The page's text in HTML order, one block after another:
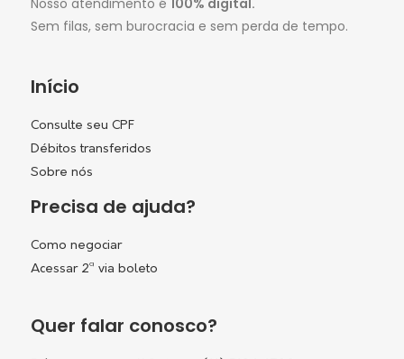
Sem filas, sem burocracia e sem perda de tempo.
Início
Consulte seu CPF
Débitos transferidos
Sobre nós
Precisa de ajuda?
Como negociar
Acessar 2ª via boleto
Quer falar conosco?